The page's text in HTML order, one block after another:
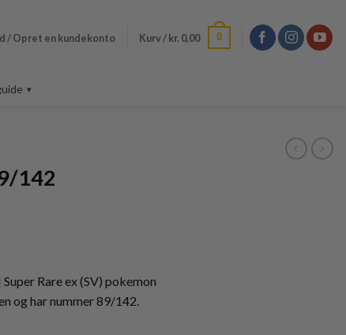
/ Opret en kundekonto Kurv /kr. 0,00 0
142
Rare ex (SV) pokemon
og har nummer 89/142.